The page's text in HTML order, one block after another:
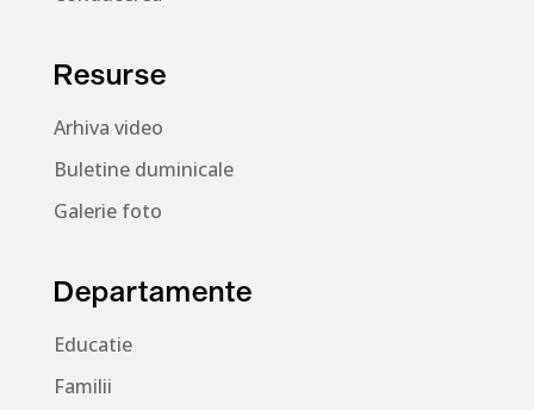
Resurse
Arhiva video
Buletine duminicale
Galerie foto
Departamente
Educatie
Familii